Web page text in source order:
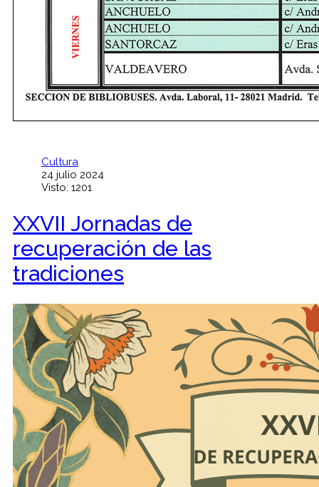
Cultura
24 julio 2024
Visto: 1201
XXVII Jornadas de
recuperación de las
tradiciones